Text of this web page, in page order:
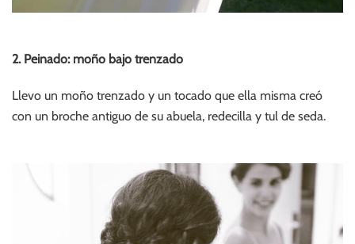
2. Peinado: moño bajo trenzado
Llevo un moño trenzado y un tocado que ella misma creó
con un broche antiguo de su abuela, redecilla y tul de seda.